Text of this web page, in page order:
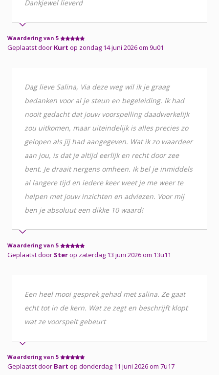
Dankjewel lieverd
Waardering van 5
Geplaatst door Kurt op zondag 14 juni 2026 om 9u01
Dag lieve Salina, Via deze weg wil ik je graag
bedanken voor al je steun en begeleiding. Ik had
nooit gedacht dat jouw voorspelling daadwerkelijk
zou uitkomen, maar uiteindelijk is alles precies zo
gelopen als jij had aangegeven. Wat ik zo waardeer
aan jou, is dat je altijd eerlijk en recht door zee
bent. Je draait nergens omheen. Ik bel je inmiddels
al langere tijd en iedere keer weet je me weer te
helpen met jouw inzichten en adviezen. Voor mij
ben je absoluut een dikke 10 waard!
Waardering van 5
Geplaatst door Sterop zaterdag 13 juni 2026 om 13u11
Een heel mooi gesprek gehad met salina. Ze gaat
echt tot in de kern. Wat ze zegt en beschrijft klopt
wat ze voorspelt gebeurt
Waardering van 5
Geplaatst door Bart op donderdag 11 juni 2026 om 7u17